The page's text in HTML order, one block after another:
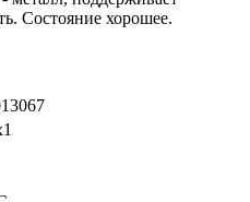
Состояние хорошее.